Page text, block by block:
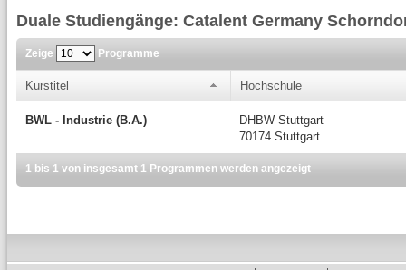
Duale Studiengänge: Catalent Germany
Zeige Programme
Kurstitel Hochschule
BWL - Industrie (B.A.)
DHBW Stuttgart
70174 Stuttgart
1 bis 1 von insgesamt 1 Programmen werden angezeigt